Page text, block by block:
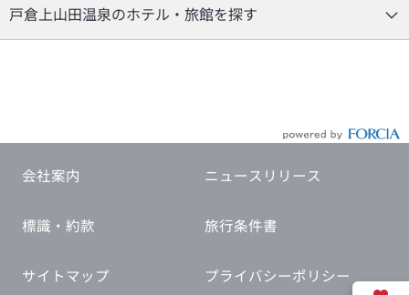
戸倉上山田温泉のホテル・旅館を探す
会社案内 ニュースリリース
標識・約款 旅行条件書
サイトマップ プライバシーポリシー